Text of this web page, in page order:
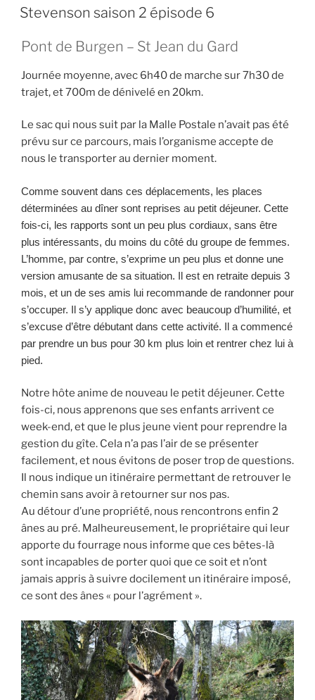
LE
Stevenson saison 2 épisode 6
Pont de Burgen – St Jean du Gard
Journée moyenne, avec 6h40 de marche sur 7h30 de
trajet, et 700m de dénivelé en 20km.
Le sac qui nous suit par la Malle Postale n’avait pas été
prévu sur ce parcours, mais l’organisme accepte de
nous le transporter au dernier moment.
Comme souvent dans ces déplacements, les places
déterminées au dîner sont reprises au petit déjeuner. Cette
fois-ci, les rapports sont un peu plus cordiaux, sans être
plus intéressants, du moins du côté du groupe de femmes.
L’homme, par contre, s’exprime un peu plus et donne une
version amusante de sa situation. Il est en retraite depuis 3
mois, et un de ses amis lui recommande de randonner pour
s’occuper. Il s’y applique donc avec beaucoup d’humilité, et
s’excuse d’être débutant dans cette activité. Il a commencé
par prendre un bus pour 30 km plus loin et rentrer chez lui à
pied.
Notre hôte anime de nouveau le petit déjeuner. Cette
fois-ci, nous apprenons que ses enfants arrivent ce
week-end, et que le plus jeune vient pour reprendre la
gestion du gîte. Cela n’a pas l’air de se présenter
facilement, et nous évitons de poser trop de questions.
Il nous indique un itinéraire permettant de retrouver le
chemin sans avoir à retourner sur nos pas.
Au détour d’une propriété, nous rencontrons enfin 2
ânes au pré. Malheureusement, le propriétaire qui leur
apporte du fourrage nous informe que ces bêtes-là
sont incapables de porter quoi que ce soit et n’ont
jamais appris à suivre docilement un itinéraire imposé,
ce sont des ânes « pour l’agrément ».